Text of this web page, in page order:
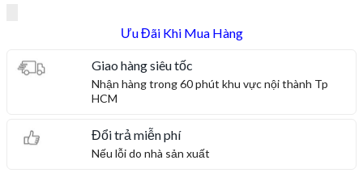
Ưu Đãi Khi Mua Hàng
Giao hàng siêu tốc
Nhận hàng trong 60 phút khu vực nội thành Tp
HCM
Đổi trả miễn phí
Nếu lỗi do nhà sản xuất